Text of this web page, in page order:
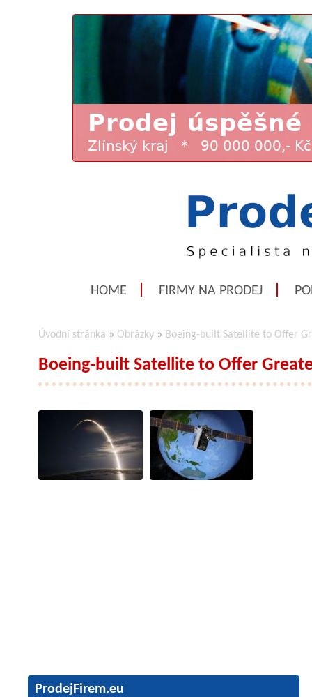
HOME FIRMY NA PRODEJ
Úvodní stránka » Obrázky » Boeing-built Satellite to Offer
Boeing-built Satellite to Offer
ProdejFirem.eu